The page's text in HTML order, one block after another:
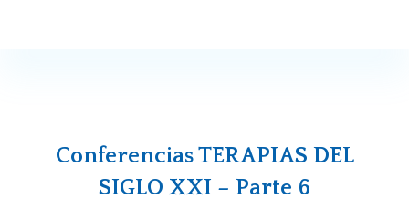
Conferencias TERAPIAS DEL
SIGLO XXI – Parte 6